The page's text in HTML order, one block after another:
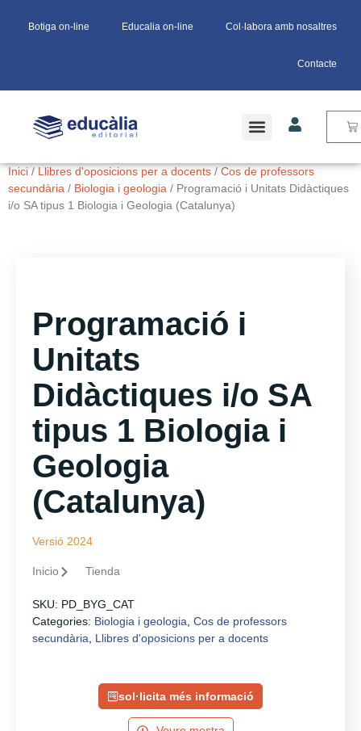
Botiga on-line Educalia on-line Col·labora amb nosaltres
Contacte
Inici/Llibres d'oposicions per a docents/Cos de professors
secundària / Biologia i geologia / Programació i Unitats Didàctiques
i/o SA tipus 1 Biologia i Geologia (Catalunya)
Programació i
Unitats
Didàctiques i/o SA
tipus 1 Biologia i
Geologia
(Catalunya)
Versió 2024
Inicio Tienda
SKU: PD_BYG_CAT
Categories: Biologia i geologia Cos de professors
secundària
Llibres d'oposicions per a docents
sol·licita més informació